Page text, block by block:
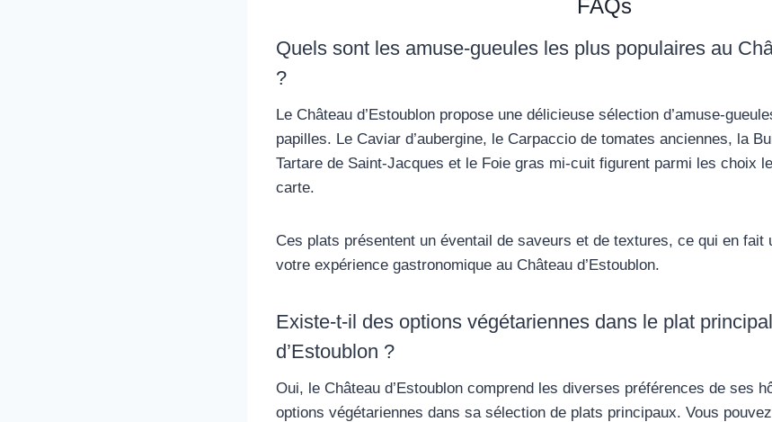
FAQs
Quels sont les amuse-gueules les plus populaires au
?
Le Château d’Estoublon propose une délicieuse sélection d’amuse-
papilles. Le Caviar d’aubergine, le Carpaccio de tomates anciennes, la
Tartare de Saint-Jacques et le Foie gras mi-cuit figurent parmi les choix
carte.
Ces plats présentent un éventail de saveurs et de textures, ce qui en fait
votre expérience gastronomique au Château d’Estoublon.
Existe-t-il des options végétariennes dans le plat
d’Estoublon ?
Oui, le Château d’Estoublon comprend les diverses préférences de ses
options végétariennes dans sa sélection de plats principaux. Vous